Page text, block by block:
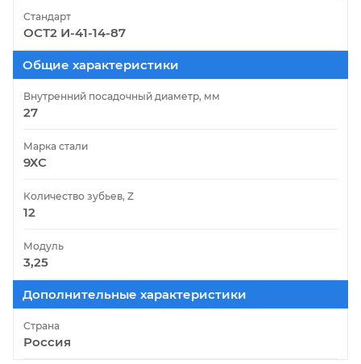
Стандарт
ОСТ2 И-41-14-87
Общие характеристики
Внутренний посадочный диаметр, мм
27
Марка стали
9ХС
Количество зубьев, Z
12
Модуль
3,25
Дополнительные характеристики
Страна
Россия